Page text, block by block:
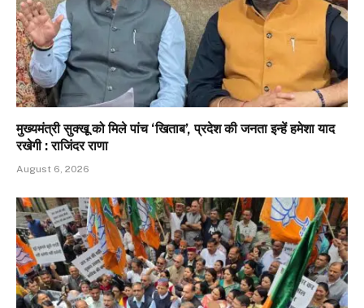
मुख्यमंत्री सुक्खू को मिले पांच ‘खिताब’, प्रदेश की जनता इन्हें हमेशा याद
रखेगी : राजिंदर राणा
August 6, 2026